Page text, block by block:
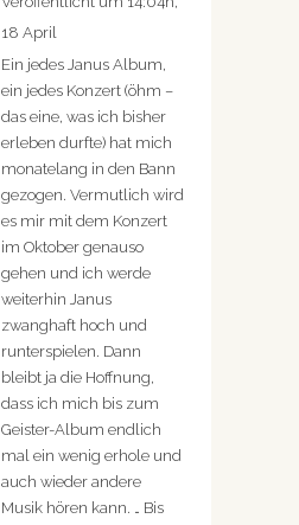
18 April
Ein jedes Janus Album,
ein jedes Konzert (öhm –
das eine, was ich bisher
erleben durfte) hat mich
monatelang in den Bann
gezogen. Vermutlich wird
es mir mit dem Konzert
im Oktober genauso
gehen und ich werde
weiterhin Janus
zwanghaft hoch und
runterspielen. Dann
bleibt ja die Hoffnung,
dass ich mich bis zum
Geister-Album endlich
mal ein wenig erhole und
auch wieder andere
Musik hören kann. … Bis